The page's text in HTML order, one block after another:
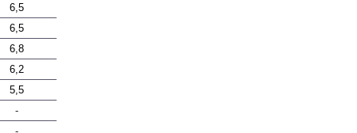
6,5
6,5
6,8
6,2
5,5
-